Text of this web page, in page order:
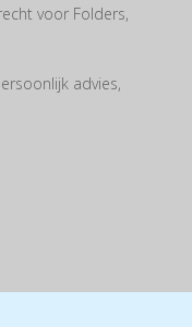
voor Folders,
advies,